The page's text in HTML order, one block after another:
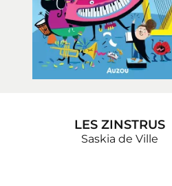
LES ZINSTRUS
Saskia de Ville